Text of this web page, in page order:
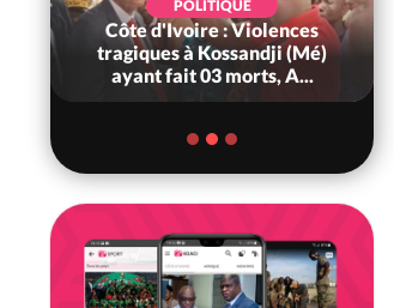
POLITIQUE
Côte d'Ivoire : Violences
tragiques à Kossandji (Mé)
ayant fait 03 morts, A...